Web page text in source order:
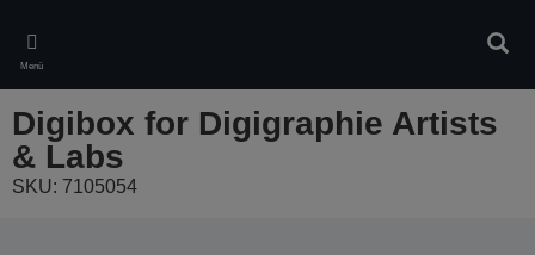
main
content
Menü
Digibox for Digigraphie Artists
& Labs
SKU: 7105054